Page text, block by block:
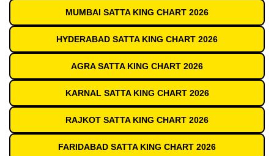
MUMBAI SATTA KING CHART 2026
HYDERABAD SATTA KING CHART 2026
AGRA SATTA KING CHART 2026
KARNAL SATTA KING CHART 2026
RAJKOT SATTA KING CHART 2026
FARIDABAD SATTA KING CHART 2026